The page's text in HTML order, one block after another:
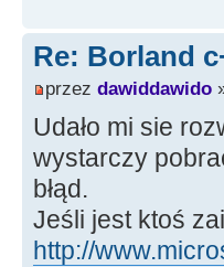
Re: Borland
przez dawiddawido
Udało mi sie
wystarczy
błąd.
Jeśli jest ktoś
http://